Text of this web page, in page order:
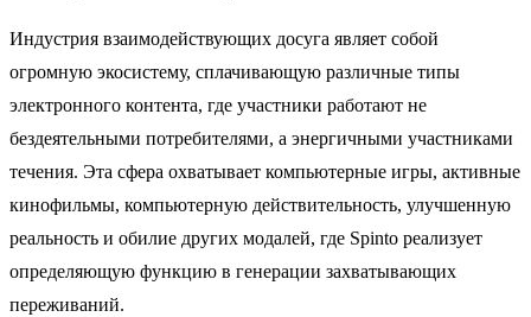
Индустрия взаимодействующих досуга являет собой
огромную экосистему, сплачивающую различные типы
электронного контента, где участники работают не
бездеятельными потребителями, а энергичными участниками
течения. Эта сфера охватывает компьютерные игры, активные
кинофильмы, компьютерную действительность, улучшенную
реальность и обилие других модалей, где Spinto реализует
определяющую функцию в генерации захватывающих
переживаний.